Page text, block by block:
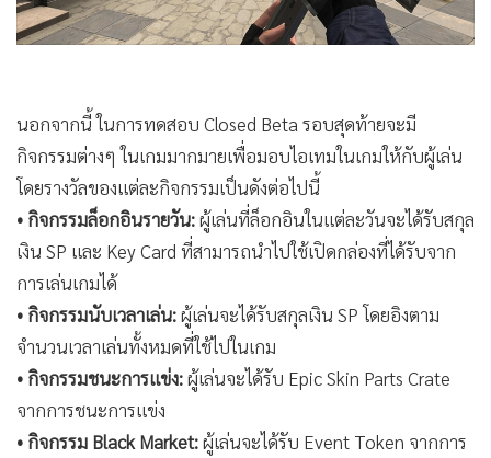
นอกจากนี้ ในการทดสอบ Closed Beta รอบสุดท้ายจะมี
กิจกรรมต่างๆ ในเกมมากมายเพื่อมอบไอเทมในเกมให้กับผู้เล่น
โดยรางวัลของแต่ละกิจกรรมเป็นดังต่อไปนี้
• กิจกรรมล็อกอินรายวัน:ผู้เล่นที่ล็อกอินในแต่ละวันจะได้รับสกุล
เงิน SP และ Key Card ที่สามารถนำไปใช้เปิดกล่องที่ได้รับจาก
การเล่นเกมได้
• กิจกรรมนับเวลาเล่น:ผู้เล่นจะได้รับสกุลเงิน SP โดยอิงตาม
จำนวนเวลาเล่นทั้งหมดที่ใช้ไปในเกม
• กิจกรรมชนะการแข่ง:ผู้เล่นจะได้รับ Epic Skin Parts Crate
จากการชนะการแข่ง
• กิจกรรม Black Market:ผู้เล่นจะได้รับ Event Token จากการ